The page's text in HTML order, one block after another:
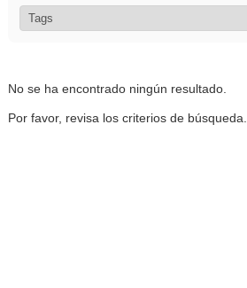
No se ha encontrado ningún resultado.
Por favor, revisa los criterios de búsqueda.